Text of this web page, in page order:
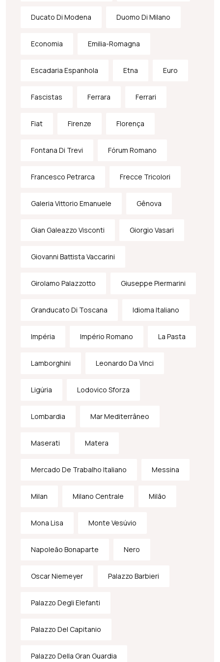
Ducato Di Modena Duomo Di Milano
Economia Emilia-Romagna
Escadaria Espanhola Etna Euro
Fascistas Ferrara Ferrari
Fiat Firenze Florença
Fontana Di Trevi Fórum Romano
Francesco Petrarca Frecce Tricolori
Galeria Vittorio Emanuele Gênova
Gian Galeazzo Visconti Giorgio Vasari
Giovanni Battista Vaccarini
Girolamo Palazzotto Giuseppe Piermarini
Granducato Di Toscana Idioma Italiano
Impéria Império Romano La Pasta
Lamborghini Leonardo Da Vinci
Ligúria Lodovico Sforza
Lombardia Mar Mediterrâneo
Maserati Matera
Mercado De Trabalho Italiano Messina
Milan Milano Centrale Milão
Mona Lisa Monte Vesúvio
Napoleão Bonaparte Nero
Oscar Niemeyer Palazzo Barbieri
Palazzo Degli Elefanti
Palazzo Del Capitanio
Palazzo Della Gran Guardia